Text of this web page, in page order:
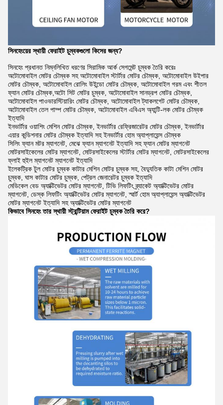
সিনহেংয়ের স্থায়ী ফেরাইট চুম্বকগুলো কিসের জন্য?
সিনহেং প্রধানত নিম্নলিখিত ধরণের সিরামিক আর্ক সেগমেন্ট চুম্বক তৈরি করেঃ
অটোমোবাইল মোটর চৌম্বক সহ অটোমোবাইল স্টার্টার মোটর চৌম্বক, অটোমোবাইল উইপার
মোটর চৌম্বক, অটোমোবাইল রোলিং উইন্ডো মোটর চৌম্বক, অটোমোবাইল গরম এবং শীতল
ফ্যান মোটর চৌম্বক,অটো সিট মোটর চুম্বক, অটোমোবাইল সানড্রপ মোটর চৌম্বক,
অটোমোবাইল পাওভারস্টিয়ারিং মোটর চৌম্বক, অটোমোবাইল ট্যাকলগেট মোটর চৌম্বক,
অটোমোবাইল তেল পাম্প মোটর চৌম্বক, অটোমোবাইল এবিএস অ্যান্টি-লক মোটর চৌম্বক
ইত্যাদি
ইনভার্টার ওয়াশিং মেশিন মোটর চৌম্বক, ইনভার্টার রেফ্রিজারেটর মোটর চৌম্বক, ইনভার্টার
এয়ার কন্ডিশনার মোটর চৌম্বক ইত্যাদি সহ ইনভার্টার হোম অ্যাপ্লায়েন্স চৌম্বক
সিলিং ফ্যান মটর ম্যাগনেট, মেঝে ফ্যান ম্যাগনেট ইত্যাদি সহ ফ্যান মোটর ম্যাগনেট
মোটরসাইকেলের মোটর ম্যাগনেট, মোটরসাইকেলের স্টার্টার মোটর ম্যাগনেট, মোটরসাইকেলের
ফ্লাই হুইল ম্যাগনেট ম্যাগনেট ইত্যাদি
ইলেকট্রিক টুল মোটর চুম্বক কাটার মেশিন মোটর চুম্বক সহ, বৈদ্যুতিক কাটা মেশিন মোটর
চুম্বক, ঘাস কাটার মোটর চুম্বক, পেট্রল জেনারেটর চুম্বক ইত্যাদি
মেডিকেল বেড অ্যাক্টিভেটর মোটর ম্যাগনেট, টিভি লিফটিং ব্র্যাকেট অ্যাক্টিভেটর মোটর
ম্যাগনেট, ডেস্ক লিফটিং অ্যাক্টিভেটর মোটর ম্যাগনেট, স্মার্ট হোম অ্যাপ্লায়েন্স অ্যাক্টিভেটর
মোটর ম্যাগনেট ইত্যাদি সহ অ্যাক্টিভেটর মোটর ম্যাগনেট
কিভাবে সিনহেং তার স্থায়ী স্ট্রন্টিয়াম ফেরাইট চুম্বক তৈরি করে?